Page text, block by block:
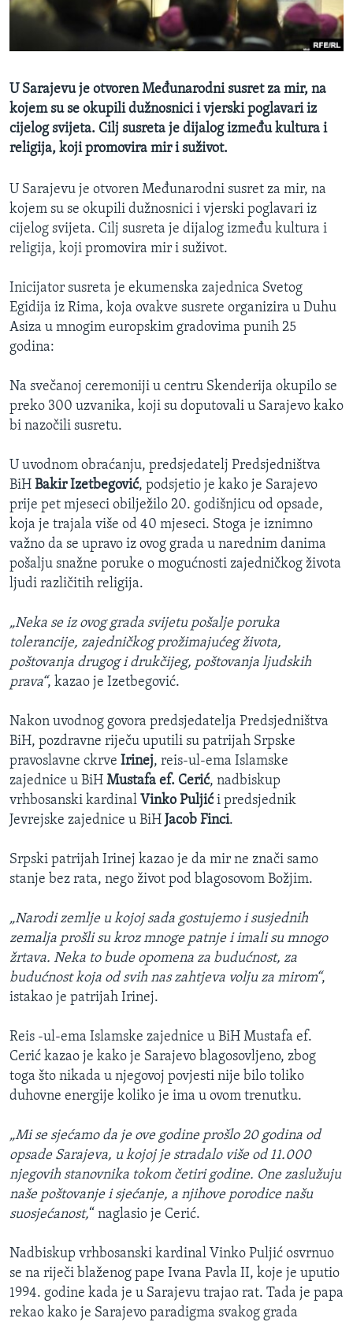
MAGAZIN
Learning English
PRATITE NAS
Jezici
U Sarajevu je otvoren Međunarodni susret za mir, na
kojem su se okupili dužnosnici i vjerski poglavari iz
cijelog svijeta. Cilj susreta je dijalog između kultura i
religija, koji promovira mir i suživot.
U Sarajevu je otvoren Međunarodni susret za mir, na
kojem su se okupili dužnosnici i vjerski poglavari iz
cijelog svijeta. Cilj susreta je dijalog između kultura i
religija, koji promovira mir i suživot.
Inicijator susreta je ekumenska zajednica Svetog
Egidija iz Rima, koja ovakve susrete organizira u Duhu
Asiza u mnogim europskim gradovima punih 25
godina:
Na svečanoj ceremoniji u centru Skenderija okupilo se
preko 300 uzvanika, koji su doputovali u Sarajevo kako
bi nazočili susretu.
U uvodnom obraćanju, predsjedatelj Predsjedništva
BiH Bakir Izetbegović, podsjetio je kako je Sarajevo
prije pet mjeseci obilježilo 20. godišnjicu od opsade,
koja je trajala više od 40 mjeseci. Stoga je iznimno
važno da se upravo iz ovog grada u narednim danima
pošalju snažne poruke o mogućnosti zajedničkog života
ljudi različitih religija.
„Neka se iz ovog grada svijetu pošalje poruka
tolerancije, zajedničkog prožimajućeg života,
poštovanja drugog i drukčijeg, poštovanja ljudskih
prava“, kazao je Izetbegović.
Nakon uvodnog govora predsjedatelja Predsjedništva
BiH, pozdravne riječu uputili su patrijah Srpske
pravoslavne ckrve Irinej, reis-ul-ema Islamske
zajednice u BiH Mustafa ef. Cerić, nadbiskup
vrhbosanski kardinal Vinko Puljići predsjednik
Jevrejske zajednice u BiH Jacob Finci.
Srpski patrijah Irinej kazao je da mir ne znači samo
stanje bez rata, nego život pod blagosovom Božjim.
„Narodi zemlje u kojoj sada gostujemo i susjednih
zemalja prošli su kroz mnoge patnje i imali su mnogo
žrtava. Neka to bude opomena za budućnost, za
budućnost koja od svih nas zahtjeva volju za mirom“,
istakao je patrijah Irinej.
Reis -ul-ema Islamske zajednice u BiH Mustafa ef.
Cerić kazao je kako je Sarajevo blagosovljeno, zbog
toga što nikada u njegovoj povjesti nije bilo toliko
duhovne energije koliko je ima u ovom trenutku.
„Mi se sjećamo da je ove godine prošlo 20 godina od
opsade Sarajeva, u kojoj je stradalo više od 11.000
njegovih stanovnika tokom četiri godine. One zaslužuju
naše poštovanje i sjećanje, a njihove porodice našu
suosjećanost,“ naglasio je Cerić.
Nadbiskup vrhbosanski kardinal Vinko Puljić osvrnuo
se na riječi blaženog pape Ivana Pavla II, koje je uputio
1994. godine kada je u Sarajevu trajao rat. Tada je papa
rekao kako je Sarajevo paradigma svakog grada